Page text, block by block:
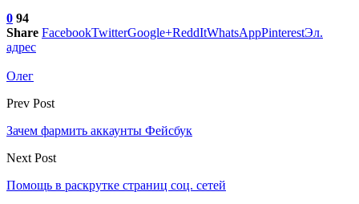
0 94
Share FacebookTwitterGoogle+ReddItWhatsAppPinterestЭл.
адрес
Олег
Prev Post
Зачем фармить аккаунты Фейсбук
Next Post
Помощь в раскрутке страниц соц. сетей